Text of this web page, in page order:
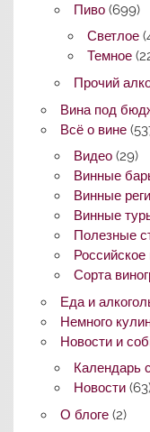
Пиво(699)
Светлое
Темное
Прочий
Вина под
Всё о вине
Видео(29)
Винные
Винные
Винные
Полезные
Российское
Сорта
Еда и
Немного
Новости и
Календарь
Новости
О блоге(2)